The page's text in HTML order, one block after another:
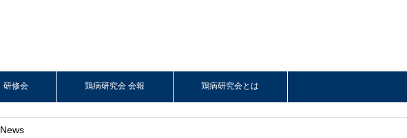
研修会 鶏病研究会 会報 鶏病研究会とは
News